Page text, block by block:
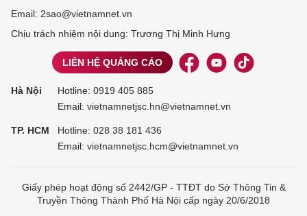
Email: 2sao@vietnamnet.vn
Chịu trách nhiệm nội dung: Trương Thị Minh Hưng
LIÊN HỆ QUẢNG CÁO
Hà Nội Hotline: 0919 405 885
Email: vietnamnetjsc.hn@vietnamnet.vn
TP. HCM Hotline: 028 38 181 436
Email: vietnamnetjsc.hcm@vietnamnet.vn
Giấy phép hoạt động số 2442/GP - TTĐT do Sở Thông Tin &
Truyền Thông Thành Phố Hà Nội cấp ngày 20/6/2018